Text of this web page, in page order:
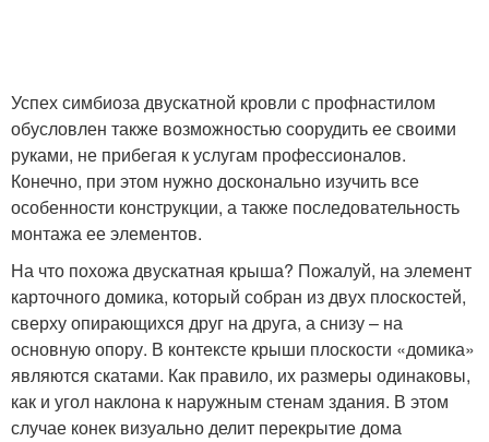
Успех симбиоза двускатной кровли с профнастилом
обусловлен также возможностью соорудить ее своими
руками, не прибегая к услугам профессионалов.
Конечно, при этом нужно досконально изучить все
особенности конструкции, а также последовательность
монтажа ее элементов.
На что похожа двускатная крыша? Пожалуй, на элемент
карточного домика, который собран из двух плоскостей,
сверху опирающихся друг на друга, а снизу – на
основную опору. В контексте крыши плоскости «домика»
являются скатами. Как правило, их размеры одинаковы,
как и угол наклона к наружным стенам здания. В этом
случае конек визуально делит перекрытие дома